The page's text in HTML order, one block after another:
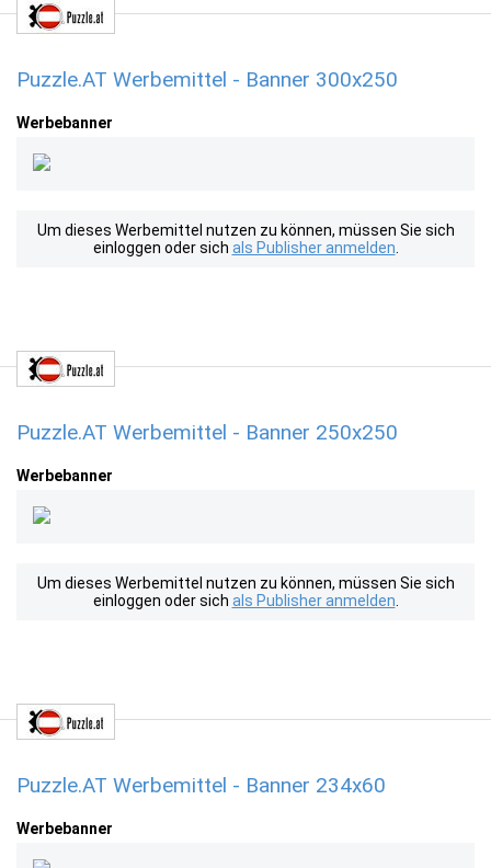
Puzzle.AT Werbemittel - Banner 300x250
Werbebanner
Um dieses Werbemittel nutzen zu können, müssen Sie sich
einloggen oder sich als Publisher anmelden
Puzzle.AT Werbemittel - Banner 250x250
Werbebanner
Um dieses Werbemittel nutzen zu können, müssen Sie sich
einloggen oder sich als Publisher anmelden
Puzzle.AT Werbemittel - Banner 234x60
Werbebanner